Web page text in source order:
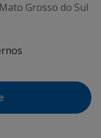
Grosso do Sul